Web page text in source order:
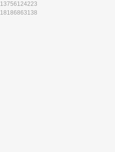
13756124223
18186863138